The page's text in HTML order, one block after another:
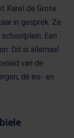
Karel de Grote
in gesprek. Ze
Een
Dit is allemaal
van de
de ins- en